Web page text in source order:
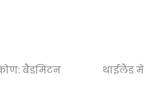
बैडमिंटन
थाईलैंड मे